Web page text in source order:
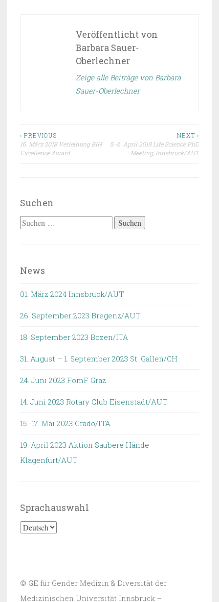
Veröffentlicht von
Barbara Sauer-
Oberlechner
Zeige alle Beiträge von Barbara
Sauer-Oberlechner
Beitragsnavigation
‹ PREVIOUS
16. März 2018 Verleihung BIH
Excellence Award
NEXT ›
5.-6. April 2018 Life Science PhD
Meeting, Innsbruck/AUT
Suchen
Suchen
News
01. März 2024 Innsbruck/AUT
26. September 2023 Bregenz/AUT
18. September 2023 Bozen/ITA
31. August – 1. September 2023 St. Gallen/CH
24. Juni 2023 FomF Graz
14. Juni 2023 Rotary Club Eisenstadt/AUT
15.-17. Mai 2023 Grado/ITA
19. April 2023 Aktion Saubere Hände
Klagenfurt/AUT
Sprachauswahl
Sprachauswahl
© GE für Gender Medizin & Diversität der
Medizinischen Universität Innsbruck –